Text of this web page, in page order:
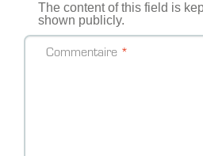
The content of this field is
shown publicly.
Commentaire